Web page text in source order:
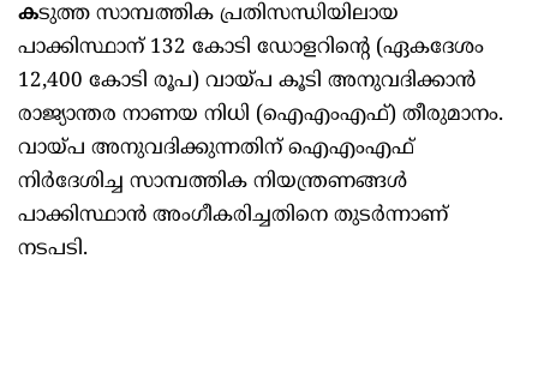
കടുത്ത സാമ്പത്തിക പ്രതിസന്ധിയിലായ
പാക്കിസ്ഥാന് 132 കോടി ഡോളറിന്റെ (ഏകദേശം
12,400 കോടി രൂപ) വായ്പ കൂടി അനുവദിക്കാൻ
രാജ്യാന്തര നാണയ നിധി (ഐഎംഎഫ്) തീരുമാനം.
വായ്പ അനുവദിക്കുന്നതിന് ഐഎംഎഫ്
നിർദേശിച്ച സാമ്പത്തിക നിയന്ത്രണങ്ങൾ
പാക്കിസ്ഥാൻ അംഗീകരിച്ചതിനെ തുടർന്നാണ്
നടപടി.